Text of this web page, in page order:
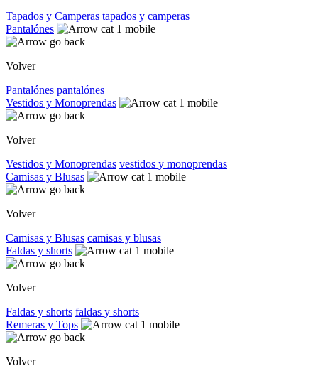
Tapados y Camperas tapados y camperas
Pantalónes
Volver
Pantalónes pantalónes
Vestidos y Monoprendas
Volver
Vestidos y Monoprendas vestidos y monoprendas
Camisas y Blusas
Volver
Camisas y Blusas camisas y blusas
Faldas y shorts
Volver
Faldas y shorts faldas y shorts
Remeras y Tops
Volver